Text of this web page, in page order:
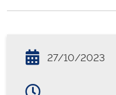
27/10/2023